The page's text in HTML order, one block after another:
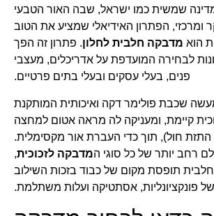
שמשית כמו ישראל, שבה האור הטבעי
ומרכזי, הפתרון האידיאלי שמציע את הטוב
הוא מדבקה חלבית לחלון. פתרון זה הפך
לבחירה המועדפת על אדריכלים, מעצבי
פנים, בעלי עסקים ובעלי בתים פרטיים.
שכבת פולימר דקה ואיכותית המותקנת
קיימת, ומעניקה לה מראה אטום למחצה
התזת חול), תוך כדי העברת אור מקסימלית.
רחב יותר של כל סוגי המדבקה לזכוכית,
תופסת מקום של כבוד בזכות השילוב
פונקציונליות, אסתטיקה ועלות משתלמת.